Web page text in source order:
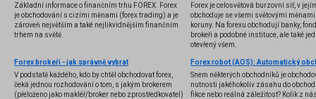
Základní informace o finančním trhu FOREX. Forex
je obchodování s cizími měnami (forex trading) a je
zároveň největším a také nejlikvidnějším finančním
trhem na světě.
Forex je celosvětová burzovní síť, v
obchoduje se všemi světovými
koruny. Na forexu obchodují banky,
brokeři a podobné instituce, ale také
otevřený všem.
Forex brokeři - jak správně vybrat
V podstatě každého, kdo by chtěl obchodovat forex,
čeká jednou rozhodování o tom, s jakým brokerem
(přeloženo jako makléř/broker nebo zprostředkovatel)
Snem některých obchodníků je
nutnosti jakéhokoliv zásahu do
fikce nebo reálná záležitost? Kolik z